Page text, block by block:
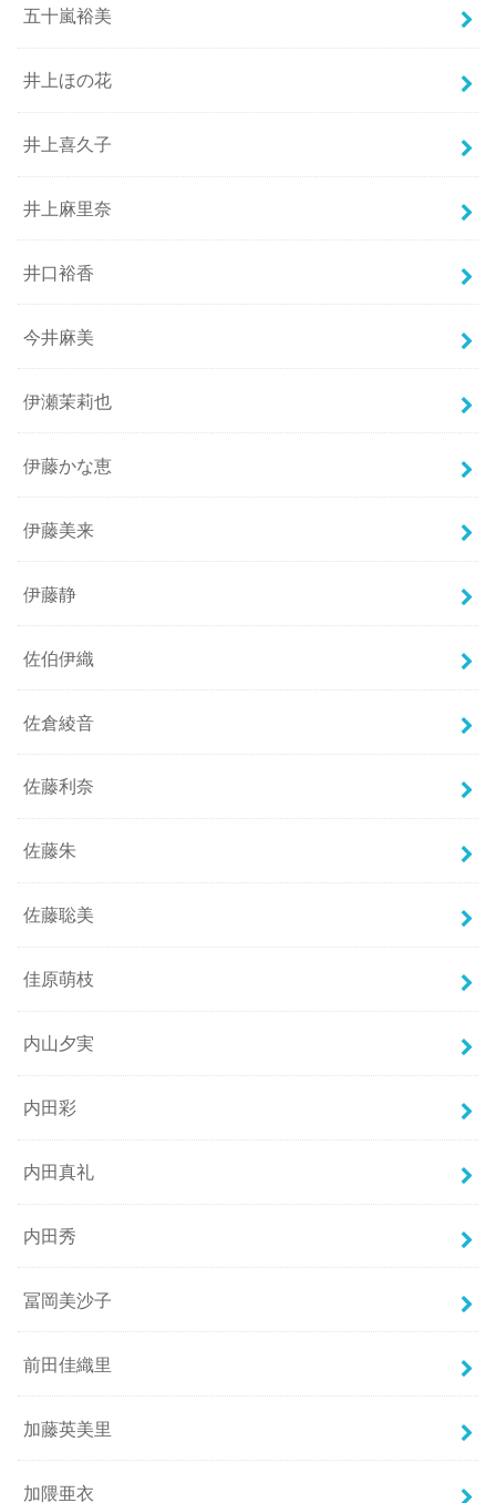
五十嵐裕美
井上ほの花
井上喜久子
井上麻里奈
井口裕香
今井麻美
伊瀬茉莉也
伊藤かな恵
伊藤美来
伊藤静
佐伯伊織
佐倉綾音
佐藤利奈
佐藤朱
佐藤聡美
佳原萌枝
内山夕実
内田彩
内田真礼
内田秀
冨岡美沙子
前田佳織里
加藤英美里
加隈亜衣